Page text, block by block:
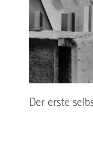
Der erste